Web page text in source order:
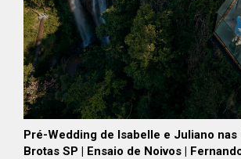
Pré-Wedding de Isabelle e Juliano nas
Brotas SP | Ensaio de Noivos |